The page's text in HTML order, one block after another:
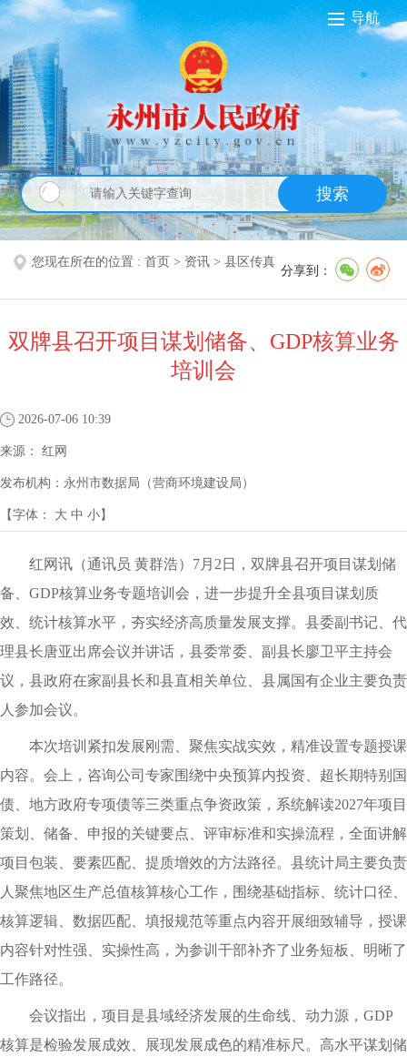
导航
搜索
您现在所在的位置 : 首页 > 资讯 > 县区传真
分享到：
双牌县召开项目谋划储备、GDP核算业务
培训会
2026-07-06 10:39
来源： 红网
发布机构： 永州市数据局（营商环境建设局）
【字体： 大 中 小】
红网讯（通讯员 黄群浩）7月2日，双牌县召开项目谋划储
备、GDP核算业务专题培训会，进一步提升全县项目谋划质
效、统计核算水平，夯实经济高质量发展支撑。县委副书记、代
理县长唐亚出席会议并讲话，县委常委、副县长廖卫平主持会
议，县政府在家副县长和县直相关单位、县属国有企业主要负责
人参加会议。
本次培训紧扣发展刚需、聚焦实战实效，精准设置专题授课
内容。会上，咨询公司专家围绕中央预算内投资、超长期特别国
债、地方政府专项债等三类重点争资政策，系统解读2027年项目
策划、储备、申报的关键要点、评审标准和实操流程，全面讲解
项目包装、要素匹配、提质增效的方法路径。县统计局主要负责
人聚焦地区生产总值核算核心工作，围绕基础指标、统计口径、
核算逻辑、数据匹配、填报规范等重点内容开展细致辅导，授课
内容针对性强、实操性高，为参训干部补齐了业务短板、明晰了
工作路径。
会议指出，项目是县域经济发展的生命线、动力源，GDP
核算是检验发展成效、展现发展成色的精准标尺。高水平谋划储